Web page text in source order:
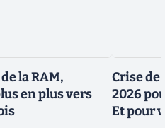
la RAM,
en plus vers
Crise de
2026
Et pour